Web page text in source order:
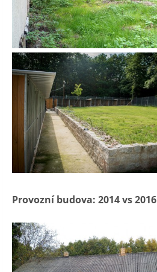
Provozní budova: 2014 vs 2016